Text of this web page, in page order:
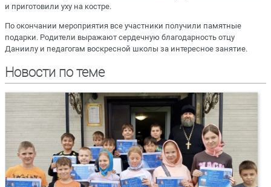
и приготовили уху на костре.
По окончании мероприятия все участники получили памятные
подарки. Родители выражают сердечную благодарность отцу
Даниилу и педагогам воскресной школы за интересное занятие.
Новости по теме